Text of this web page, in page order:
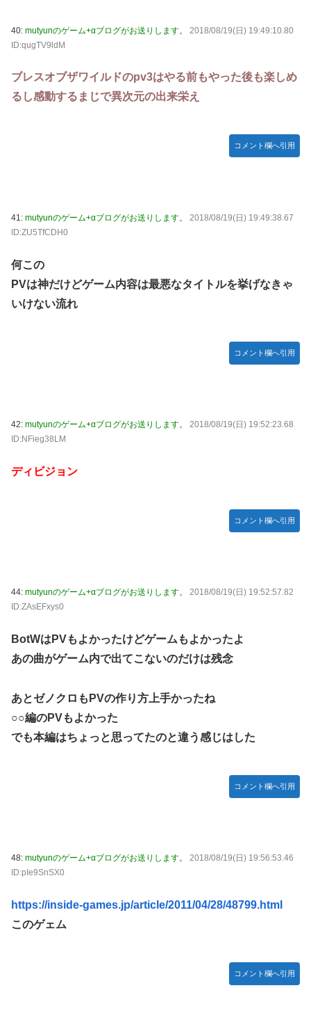
40: mutyunのゲーム+αブログがお送りします。
2018/08/19(日) 19:49:10.80
ID:qugTV9ldM
ブレスオブザワイルドのpv3はやる前もやった後も楽しめ
るし感動するまじで異次元の出来栄え
コメント欄へ引用
41: mutyunのゲーム+αブログがお送りします。
2018/08/19(日) 19:49:38.67
ID:ZU5TfCDH0
何この
PVは神だけどゲーム内容は最悪なタイトルを挙げなきゃ
いけない流れ
コメント欄へ引用
42: mutyunのゲーム+αブログがお送りします。
2018/08/19(日) 19:52:23.68
ID:NFieg38LM
ディビジョン
コメント欄へ引用
44: mutyunのゲーム+αブログがお送りします。
2018/08/19(日) 19:52:57.82
ID:ZAsEFxys0
BotWはPVもよかったけどゲームもよかったよ
あの曲がゲーム内で出てこないのだけは残念
あとゼノクロもPVの作り方上手かったね
○○編のPVもよかった
でも本編はちょっと思ってたのと違う感じはした
コメント欄へ引用
48: mutyunのゲーム+αブログがお送りします。
2018/08/19(日) 19:56:53.46
ID:pIe9SnSX0
https://inside-games.jp/article/2011/04/28/48799.html
このゲェム
コメント欄へ引用